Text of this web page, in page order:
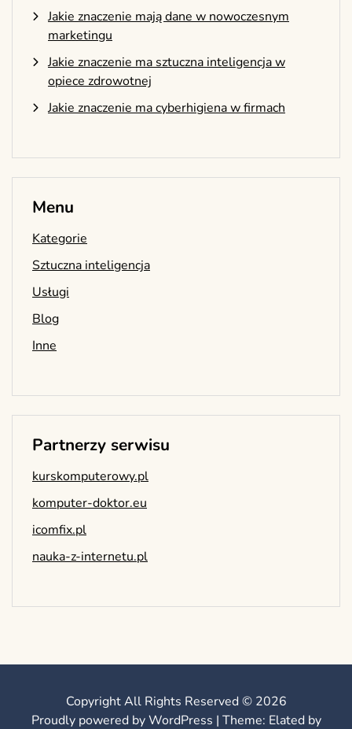
Jakie znaczenie mają dane w nowoczesnym
marketingu
Jakie znaczenie ma sztuczna inteligencja w
opiece zdrowotnej
Jakie znaczenie ma cyberhigiena w firmach
Menu
Kategorie
Sztuczna inteligencja
Usługi
Blog
Inne
Partnerzy serwisu
kurskomputerowy.pl
komputer-doktor.eu
icomfix.pl
nauka-z-internetu.pl
Copyright All Rights Reserved © 2026
Proudly powered by WordPress | Theme: Elated by